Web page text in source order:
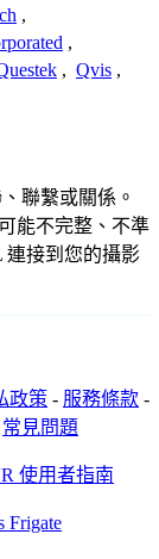
,
,
, Qvis ,
聯繫或關係。
能不完整、不準
連接到您的攝影
政策 - 服務條款 -
常見問題
使用者指南
Frigate